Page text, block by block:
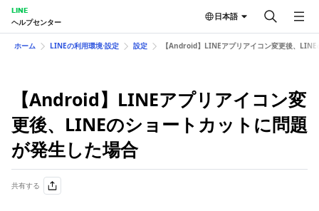
LINE
ヘルプセンター
日本語
ホーム LINEの利用環境⋅設定 設定 【Android】LINEアプリアイコン変更後、
【Android】LINEアプリアイコン変
更後、LINEのショートカットに問題
が発生した場合
共有する